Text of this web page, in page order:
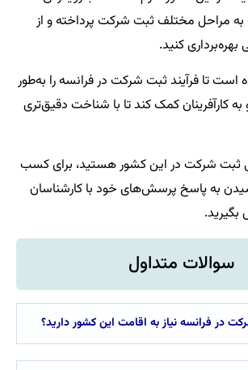
به مراحل مختلف ثبت شرکت پرداخته و از
کنید.
است تا فرآیند ثبت شرکت در فرانسه را به‌طور
کارآفرینان کمک کند تا با شناخت دقیق‌تری
ثبت شرکت در این کشور هستید، برای کسب
به پاسخ پرسش‌های خود با کارشناسان
سوالات متداول
در فرانسه نیاز به اقامت این کشور دارید؟